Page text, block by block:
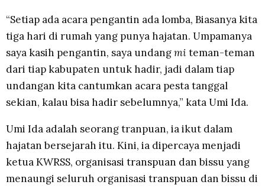
“Setiap ada acara pengantin ada lomba, Biasanya kita
tiga hari di rumah yang punya hajatan. Umpamanya
saya kasih pengantin, saya undangmi teman-teman
dari tiap kabupaten untuk hadir, jadi dalam tiap
undangan kita cantumkan acara pesta tanggal
sekian, kalau bisa hadir sebelumnya,” kata Umi Ida.
Umi Ida adalah seorang tranpuan, ia ikut dalam
hajatan bersejarah itu. Kini, ia dipercaya menjadi
ketua KWRSS, organisasi transpuan dan bissu yang
menaungi seluruh organisasi transpuan dan bissu di